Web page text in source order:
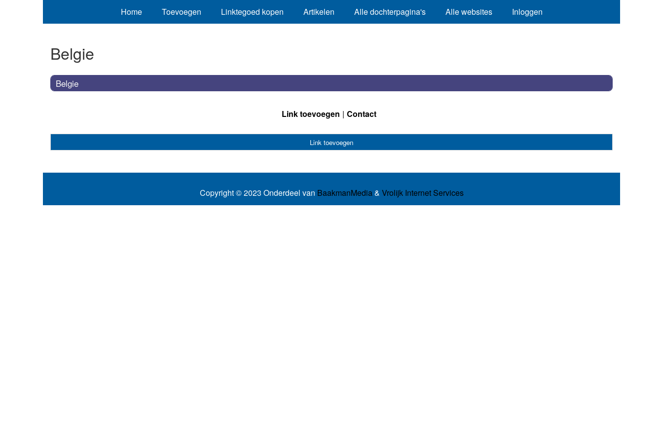
Home Toevoegen Linktegoed kopen Artikelen Alle dochterpagina's Alle websites Inloggen
Belgie
Belgie
Link toevoegen Contact
Link toevoegen
Copyright © 2023 Onderdeel van BaakmanMedia& Vrolijk Internet Services